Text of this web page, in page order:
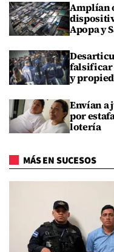
Amplían
Apopa y
falsificar
y
Envían a
por
lotería
MÁS EN SUCESOS